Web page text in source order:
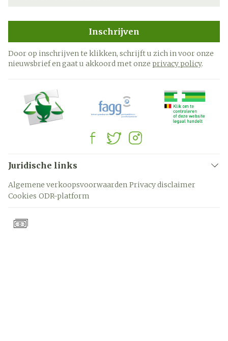
Inschrijven
Door op inschrijven te klikken, schrijft u zich in voor onze
nieuwsbrief en gaat u akkoord met onze privacy policy.
Juridische links
Algemene verkoopsvoorwaarden Privacy disclaimer
Cookies ODR-platform